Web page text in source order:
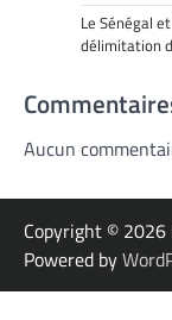
Le Sénégal
délimitation
Aucun
Copyright © 2026
Powered by